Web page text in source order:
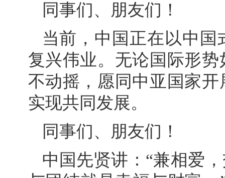
同事们、朋友们！
当前，中国正在以中
复兴伟业。无论国际形
不动摇，愿同中亚国家
实现共同发展。
同事们、朋友们！
中国先贤讲：“兼相爱